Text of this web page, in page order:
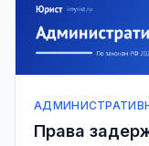
Права